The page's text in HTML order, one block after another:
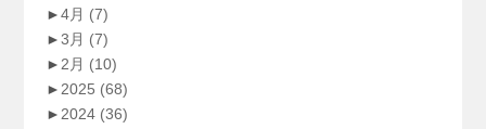
►4月 (7)
►3月 (7)
►2月 (10)
►2025 (68)
►2024 (36)